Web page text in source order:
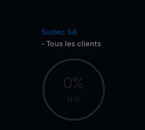
Soitec SA
- Tous les clients
0%
N/A